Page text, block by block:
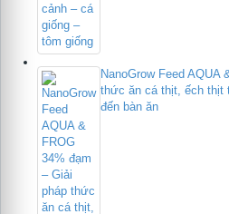
NanoGrow Feed AQUA
thức ăn cá thịt, ếch thịt
đến bàn ăn